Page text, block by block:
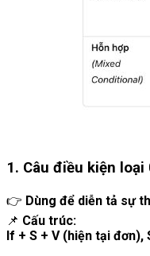
1. Câu điều kiện
👉 Dùng để diễn tả sự
📌 Cấu trúc:
If + S + V (hiện tại đơn),